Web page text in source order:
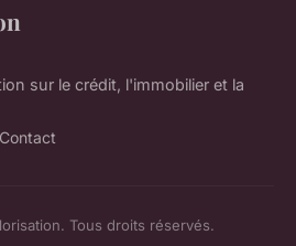
sur le crédit, l'immobilier et la
Contact
Tous droits réservés.